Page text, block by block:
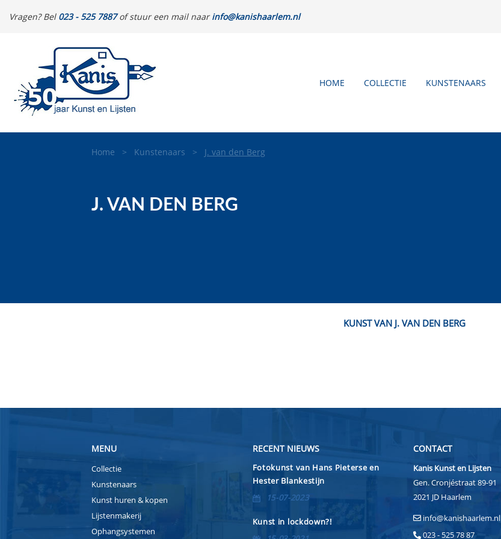
Vragen? Bel 023 - 525 7887of stuur een mail naarinfo@kanishaarlem.nl
HOME COLLECTIE KUNSTENAARS
Home > Kunstenaars > J. van den Berg
J. VAN DEN BERG
KUNST VAN J. VAN DEN BERG
MENU
Collectie
Kunstenaars
Kunst huren & kopen
Lijstenmakerij
Ophangsystemen
RECENT NIEUWS
Fotokunst van Hans Pieterse en
Hester Blankestijn
15-07-2023
Kunst in lockdown?!
CONTACT
Kanis Kunst en Lijsten
Gen. Cronjéstraat 89-91
2021 JD Haarlem
info@kanishaarlem.nl
023 - 525 78 87